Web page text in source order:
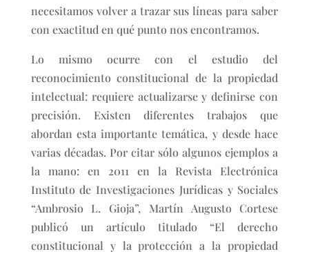
necesitamos volver a trazar sus líneas para saber
con exactitud en qué punto nos encontramos.
Lo mismo ocurre con el estudio del
reconocimiento constitucional de la propiedad
intelectual: requiere actualizarse y definirse con
precisión. Existen diferentes trabajos que
abordan esta importante temática, y desde hace
varias décadas. Por citar sólo algunos ejemplos a
la mano: en 2011 en la Revista Electrónica
Instituto de Investigaciones Jurídicas y Sociales
“Ambrosio L. Gioja”, Martín Augusto Cortese
publicó un artículo titulado “El derecho
constitucional y la protección a la propiedad